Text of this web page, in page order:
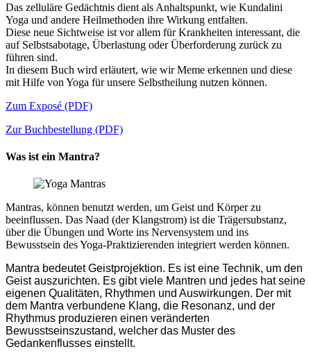
Das zelluläre Gedächtnis dient als Anhaltspunkt, wie Kundalini
Yoga und andere Heilmethoden ihre Wirkung entfalten.
Diese neue Sichtweise ist vor allem für Krankheiten interessant, die
auf Selbstsabotage, Überlastung oder Überforderung zurück zu
führen sind.
In diesem Buch wird erläutert, wie wir Meme erkennen und diese
mit Hilfe von Yoga für unsere Selbstheilung nutzen können.
Zum Exposé (PDF)
Zur Buchbestellung (PDF)
Was ist ein Mantra?
Mantras, können benutzt werden, um Geist und Körper zu
beeinflussen. Das Naad (der Klangstrom) ist die Trägersubstanz,
über die Übungen und Worte ins Nervensystem und ins
Bewusstsein des Yoga-Praktizierenden integriert werden können.
Mantra bedeutet Geistprojektion. Es ist eine Technik, um den
Geist auszurichten. Es gibt viele Mantren und jedes hat seine
eigenen Qualitäten, Rhythmen und Auswirkungen. Der mit
dem Mantra verbundene Klang, die Resonanz, und der
Rhythmus produzieren einen veränderten
Bewusstseinszustand, welcher das Muster des
Gedankenflusses einstellt.